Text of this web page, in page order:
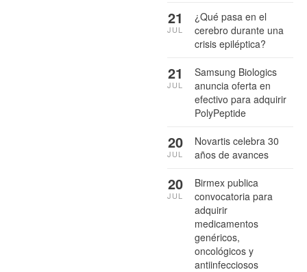
¿Qué pasa en el
cerebro durante una
crisis epiléptica?
21
JUL
Samsung Biologics
anuncia oferta en
efectivo para adquirir
PolyPeptide
21
JUL
Novartis celebra 30
años de avances
20
JUL
Birmex publica
convocatoria para
adquirir
medicamentos
genéricos,
oncológicos y
antiinfecciosos
20
JUL